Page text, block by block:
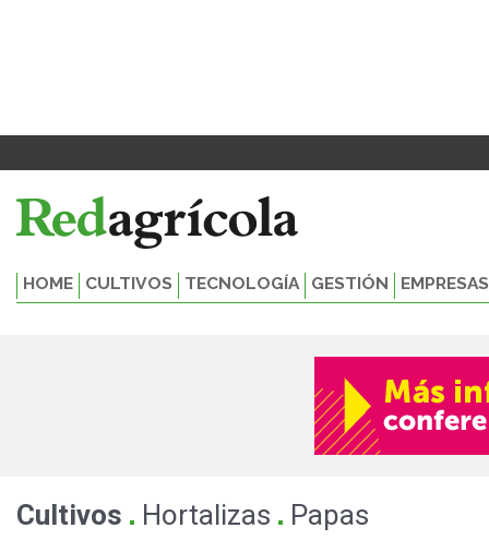
HOME CULTIVOS TECNOLOGÍA GESTIÓN EMPRESAS
Cultivos . Hortalizas . Papas